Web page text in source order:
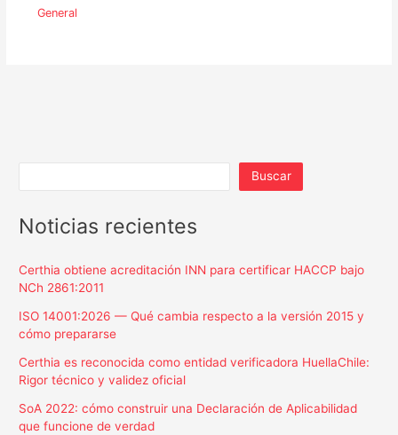
General
Buscar
Noticias recientes
Certhia obtiene acreditación INN para certificar HACCP bajo
NCh 2861:2011
ISO 14001:2026 — Qué cambia respecto a la versión 2015 y
cómo prepararse
Certhia es reconocida como entidad verificadora HuellaChile:
Rigor técnico y validez oficial
SoA 2022: cómo construir una Declaración de Aplicabilidad
que funcione de verdad